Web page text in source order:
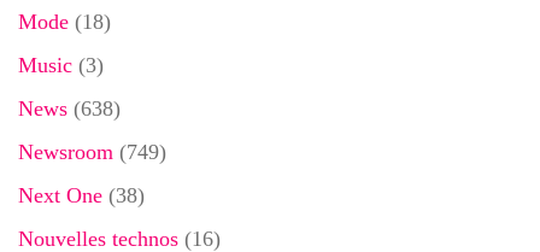
Mode (18)
Music (3)
News (638)
Newsroom (749)
Next One (38)
Nouvelles technos (16)